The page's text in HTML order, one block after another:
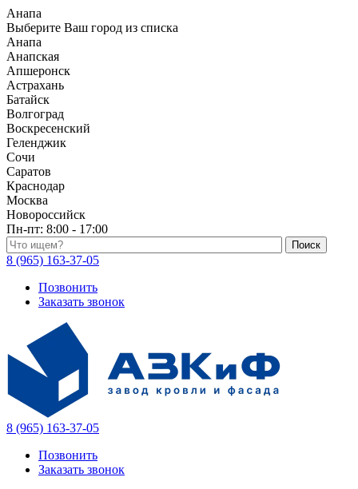
Анапа
Выберите Ваш город из списка
Анапа
Анапская
Апшеронск
Астрахань
Батайск
Волгоград
Воскресенский
Геленджик
Сочи
Саратов
Краснодар
Москва
Новороссийск
Пн-пт: 8:00 - 17:00
Поиск по каталогу
8 (965) 163-37-05
Позвонить
Заказать звонок
8 (965) 163-37-05
Позвонить
Заказать звонок